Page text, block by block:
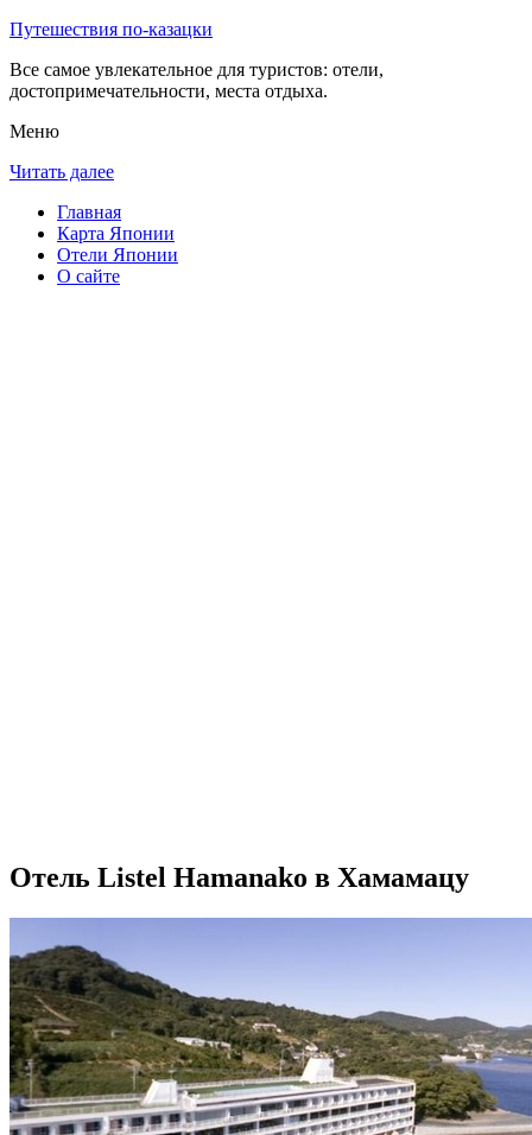
Путешествия по-казацки
Все самое увлекательное для туристов: отели,
достопримечательности, места отдыха.
Меню
Читать далее
Главная
Карта Японии
Отели Японии
О сайте
Отель Listel Hamanako в Хамамацу